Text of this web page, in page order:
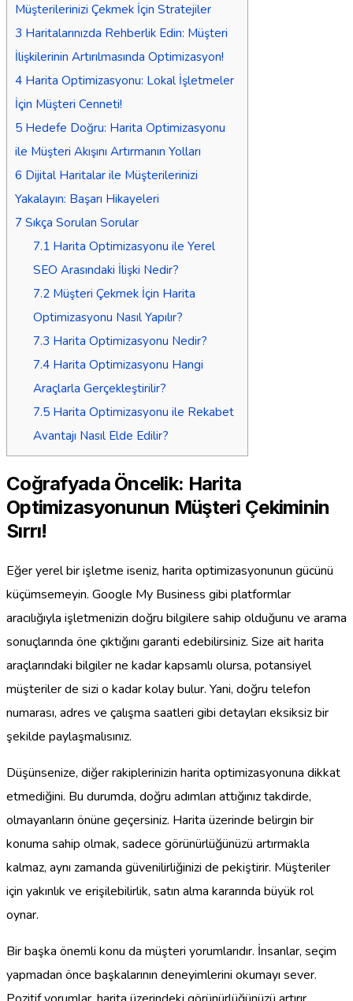
Müşterilerinizi Çekmek İçin Stratejiler
3 Haritalarınızda Rehberlik Edin: Müşteri
İlişkilerinin Artırılmasında Optimizasyon!
4 Harita Optimizasyonu: Lokal İşletmeler
İçin Müşteri Cenneti!
5 Hedefe Doğru: Harita Optimizasyonu
ile Müşteri Akışını Artırmanın Yolları
6 Dijital Haritalar ile Müşterilerinizi
Yakalayın: Başarı Hikayeleri
7 Sıkça Sorulan Sorular
7.1Harita Optimizasyonu ile Yerel
SEO Arasındaki İlişki Nedir?
7.2Müşteri Çekmek İçin Harita
Optimizasyonu Nasıl Yapılır?
7.3 Harita Optimizasyonu Nedir?
7.4Harita Optimizasyonu Hangi
Araçlarla Gerçekleştirilir?
7.5Harita Optimizasyonu ile Rekabet
Avantajı Nasıl Elde Edilir?
Coğrafyada Öncelik: Harita
Optimizasyonunun Müşteri Çekiminin
Sırrı!
Eğer yerel bir işletme iseniz, harita optimizasyonunun gücünü
küçümsemeyin. Google My Business gibi platformlar
aracılığıyla işletmenizin doğru bilgilere sahip olduğunu ve arama
sonuçlarında öne çıktığını garanti edebilirsiniz. Size ait harita
araçlarındaki bilgiler ne kadar kapsamlı olursa, potansiyel
müşteriler de sizi o kadar kolay bulur. Yani, doğru telefon
numarası, adres ve çalışma saatleri gibi detayları eksiksiz bir
şekilde paylaşmalısınız.
Düşünsenize, diğer rakiplerinizin harita optimizasyonuna dikkat
etmediğini. Bu durumda, doğru adımları attığınız takdirde,
olmayanların önüne geçersiniz. Harita üzerinde belirgin bir
konuma sahip olmak, sadece görünürlüğünüzü artırmakla
kalmaz, aynı zamanda güvenilirliğinizi de pekiştirir. Müşteriler
için yakınlık ve erişilebilirlik, satın alma kararında büyük rol
oynar.
Bir başka önemli konu da müşteri yorumlarıdır. İnsanlar, seçim
yapmadan önce başkalarının deneyimlerini okumayı sever.